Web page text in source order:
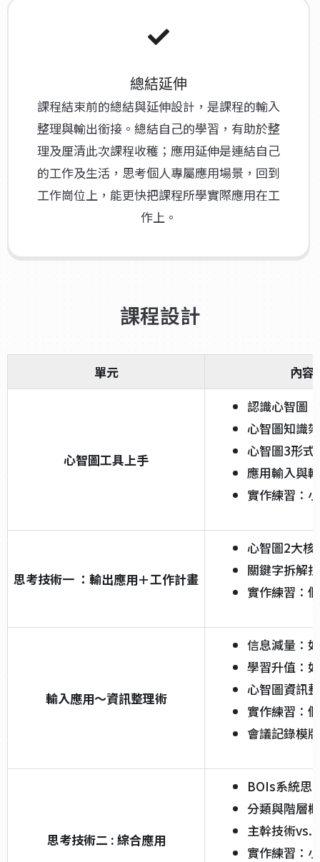
總結延伸
課程結束前的總結與延伸設計，是課程的輸入
整理與輸出銜接。總結自己的學習，有助於整
理及厘清此次課程收穫；應用延伸是連結自己
的工作及生活，思考個人專屬應用場景，回到
工作崗位上，能更快把課程所學實際應用在工
作上。
課程設計
單元 內容
心智圖工具上手
認識心智圖
心智圖知識
心智圖3形
應用輸入與
實作練習：
思考技術一 ：輸出應用＋工作計畫
心智圖2大核
關鍵字拆解
實作練習：
輸入應用～資訊整理術
信息減量：
學習升值：
心智圖資訊
實作練習：
會議記錄模版
思考技術二 : 綜合應用
BOIs系統思
分類與階層
主幹技術vs.
實作練習：